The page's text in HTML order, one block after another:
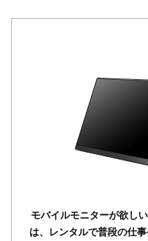
モバイルモニターが欲し
は、レンタルで普段の仕